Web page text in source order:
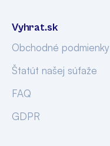
Vyhrat.sk
Obchodné podmienky
Štatút našej súťaže
FAQ
GDPR